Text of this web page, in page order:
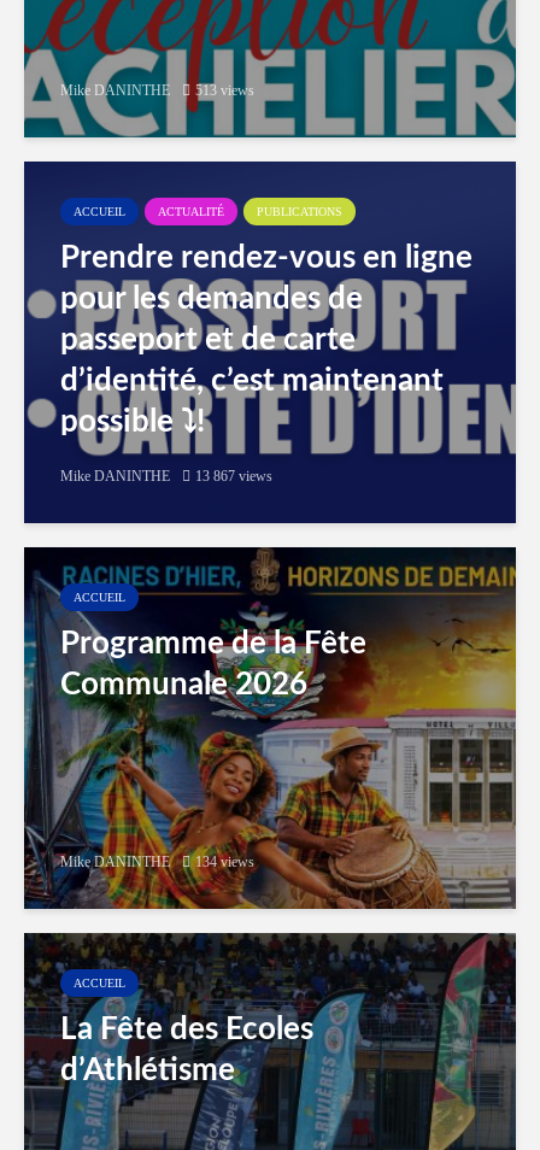
Mike DANINTHE 513 views
ACCUEIL ACTUALITÉ PUBLICATIONS
Prendre rendez-vous en ligne
pour les demandes de
passeport et de carte
d’identité, c’est maintenant
possible ⤵️!
Mike DANINTHE 13 867 views
ACCUEIL
Programme de la Fête
Communale 2026
Mike DANINTHE 134 views
ACCUEIL
La Fête des Ecoles
d’Athlétisme